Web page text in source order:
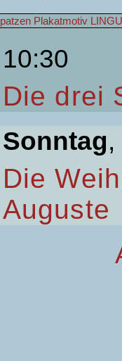
10:30
Die drei
Sonntag
Die
Auguste